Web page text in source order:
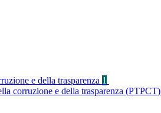
e della trasparenza 1
corruzione e della trasparenza (PTPCT)